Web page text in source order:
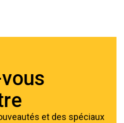
et des spéciaux